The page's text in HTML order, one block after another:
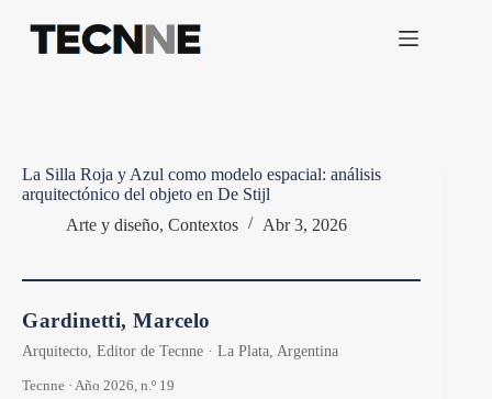
contenido
La Silla Roja y Azul como modelo espacial: análisis
arquitectónico del objeto en De Stijl
Arte y diseño, Contextos Abr 3, 2026
Gardinetti, Marcelo
Arquitecto, Editor de Tecnne · La Plata, Argentina
Tecnne · Año 2026, n.º 19